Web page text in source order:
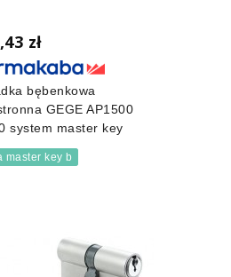
zł
bębenkowa
GEGE AP1500
system master key
master key b